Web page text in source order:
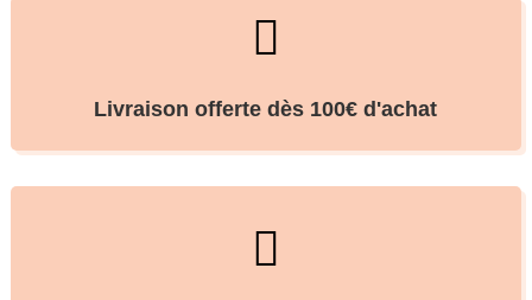

Livraison offerte dès 100€ d'achat
